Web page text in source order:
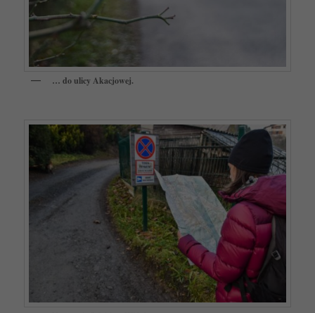
… do ulicy Akacjowej.